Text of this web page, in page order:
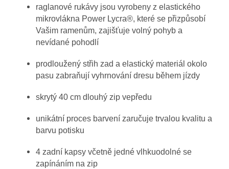
raglanové rukávy jsou vyrobeny z elastického
mikrovlákna Power Lycra®, které se přizpůsobí
Vašim ramenům, zajišťuje volný pohyb a
nevídané pohodlí
prodloužený střih zad a elastický materiál okolo
pasu zabraňují vyhrnování dresu během jízdy
skrytý 40 cm dlouhý zip vepředu
unikátní proces barvení zaručuje trvalou kvalitu a
barvu potisku
4 zadní kapsy včetně jedné vlhkuodolné se
zapínáním na zip